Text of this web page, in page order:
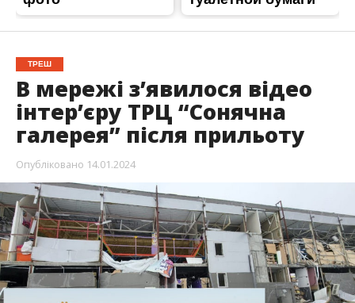
ТРЕШ
В мережі з’явилося відео
інтер’єру ТРЦ “Сонячна
галерея” після прильоту
Опубліковано 14.01.2024